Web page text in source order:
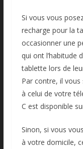
Si vous vous
recharge pour la
occasionner une
qui ont l’habitude
tablette lors de
Par contre, il
à celui de votre
C est disponible
Sinon, si vous
à votre domicile,